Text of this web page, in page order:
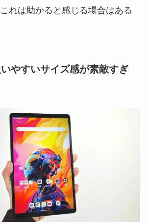
れは助かると感じる場合はある
やすいサイズ感が素敵すぎ